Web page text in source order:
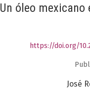
Un óleo mexicano
https://doi.org/
José